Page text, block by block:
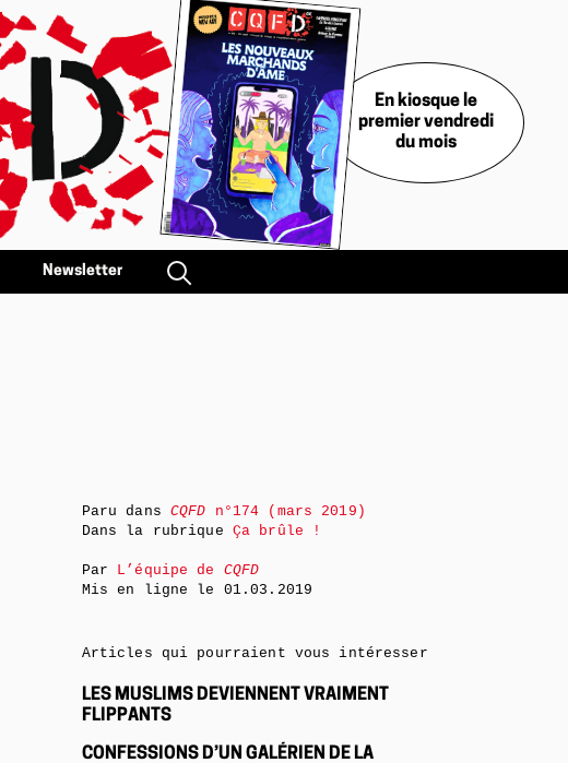
En kiosque le
premier vendredi
du mois
Newsletter
Paru dans CQFD n°174 (mars 2019)
Dans la rubrique Ça brûle !
Par L’équipe de CQFD
Mis en ligne le 01.03.2019
Articles qui pourraient vous intéresser
LES MUSLIMS DEVIENNENT VRAIMENT
FLIPPANTS
CONFESSIONS D’UN GALÉRIEN DE LA